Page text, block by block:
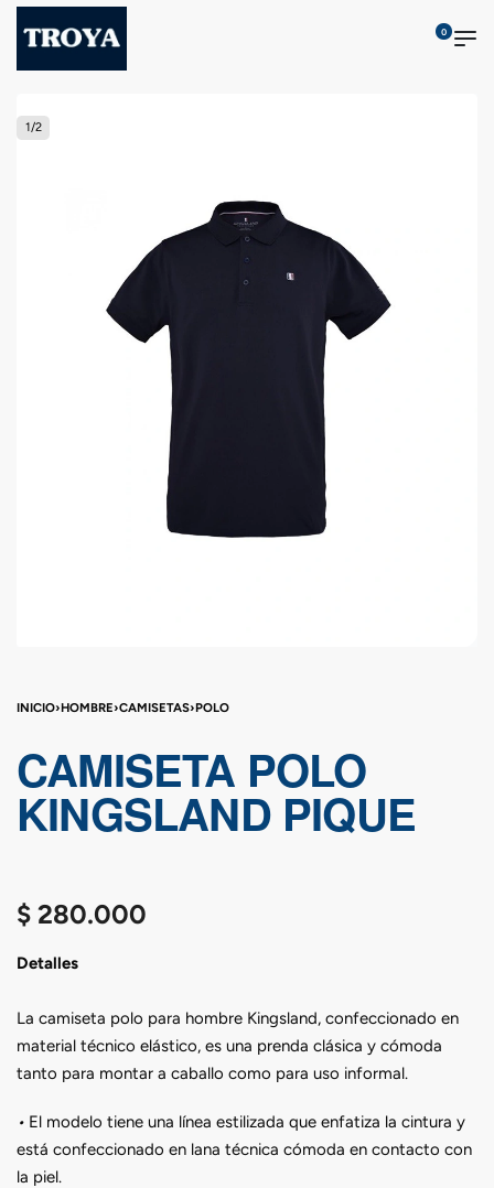
0
1/2
INICIO›HOMBRE›CAMISETAS›POLO
CAMISETA POLO
KINGSLAND PIQUE
$ 280.000
Detalles
La camiseta polo para hombre Kingsland, confeccionado en
material técnico elástico, es una prenda clásica y cómoda
tanto para montar a caballo como para uso informal.
• El modelo tiene una línea estilizada que enfatiza la cintura y
está confeccionado en lana técnica cómoda en contacto con
la piel.